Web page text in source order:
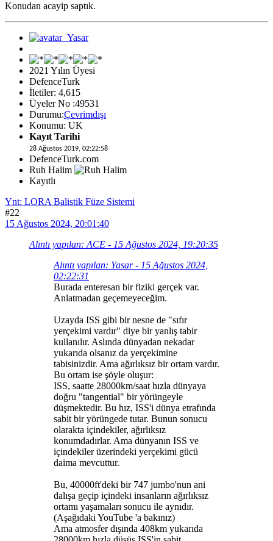
Konudan acayip saptık.
2021 Yılın Üyesi
DefenceTurk
İletiler: 4,615
Üyeler No :49531
Durumu:Çevrimdışı
Konumu: UK
Kayıt Tarihi
28 Ağustos 2019, 02:22:58
DefenceTurk.com
Ruh Halim
Kayıtlı
Ynt: LORA Balistik Füze Sistemi
#22
15 Ağustos 2024, 20:01:40
Alıntı yapılan: ACE - 15 Ağustos 2024, 19:20:35
Alıntı yapılan: Yasar - 15 Ağustos 2024,
02:22:31
Burada enteresan bir fiziki gerçek var.
Anlatmadan geçemeyeceğim.
Uzayda ISS gibi bir nesne de "sıfır
yerçekimi vardır" diye bir yanlış tabir
kullanılır. Aslında dünyadan nekadar
yukarıda olsanız da yerçekimine
tabisinizdir. Ama ağırlıksız bir ortam vardır.
Bu ortam ise şöyle oluşur:
ISS, saatte 28000km/saat hızla dünyaya
doğru "tangential" bir yörüngeyle
düşmektedir. Bu hız, ISS'i dünya etrafında
sabit bir yörüngede tutar. Bunun sonucu
olarakta içindekiler, ağırlıksız
konumdadırlar. Ama dünyanın ISS ve
içindekiler üzerindeki yerçekimi gücü
daima mevcuttur.
Bu, 40000ft'deki bir 747 jumbo'nun ani
dalışa geçip içindeki insanların ağırlıksız
ortamı yaşamaları sonucu ile aynıdır.
(Aşağıdaki YouTube 'a bakınız)
Ama atmosfer dışında 408km yukarıda